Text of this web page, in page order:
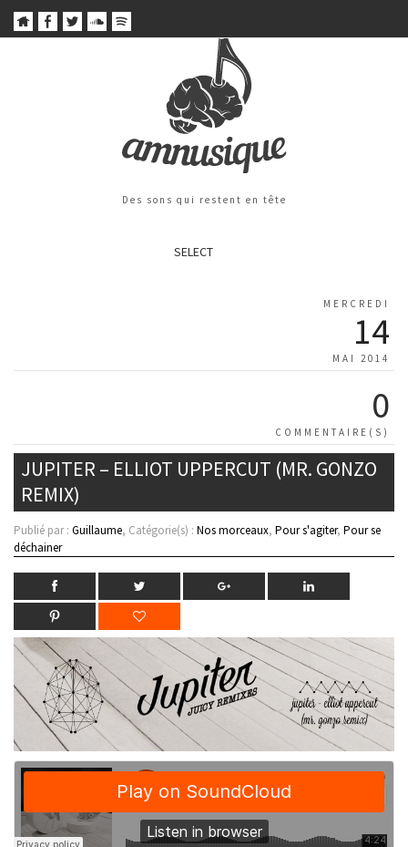
Des sons qui restent en tête
SELECT
MERCREDI
14
MAI 2014
0
COMMENTAIRE(S)
JUPITER – ELLIOT UPPERCUT (MR. GONZO
REMIX)
Publié par : Guillaume, Catégorie(s) : Nos morceaux, Pour s'agiter, Pour se
déchainer